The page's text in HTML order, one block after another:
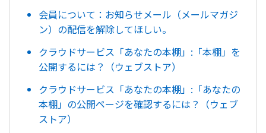
会員について：お知らせメール（メールマガジ
ン）の配信を解除してほしい。
クラウドサービス「あなたの本棚」:「本棚」を
公開するには？（ウェブストア）
クラウドサービス「あなたの本棚」:「あなたの
本棚」の公開ページを確認するには？（ウェブ
ストア）